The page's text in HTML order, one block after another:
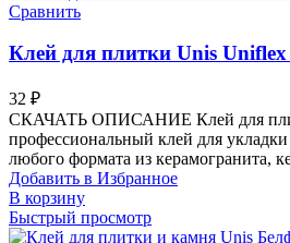
Сравнить
Клей для плитки Unis Uniflex
32 ₽
СКАЧАТЬ ОПИСАНИЕ Клей для
профессиональный клей для
любого формата из керамогранита,
Добавить в Избранное
В корзину
Быстрый просмотр